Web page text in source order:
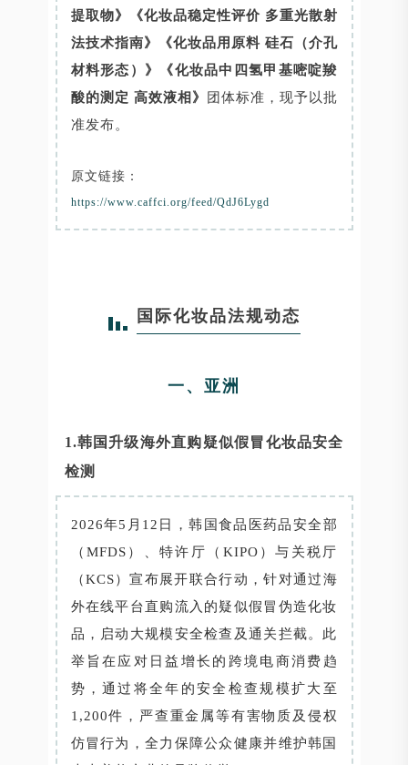
提取物》《化妆品稳定性评价 多重光散射
法技术指南》《化妆品用原料 硅石（介孔
材料形态）》《化妆品中四氢甲基嘧啶羧
酸的测定 高效液相》
团体标准，现予以批
准发布。
原文链接：
https://www.caffci.org/feed/QdJ6Lygd
国际化妆品法规动态
一、亚洲
1.韩国升级海外直购疑似假冒化妆品安全
检测
2026年5月12日，韩国食品医药品安全部
（MFDS）、特许厅（KIPO）与关税厅
（KCS）宣布展开联合行动，针对通过海
外在线平台直购流入的疑似假冒伪造化妆
品，启动大规模安全检查及通关拦截。此
举旨在应对日益增长的跨境电商消费趋
势，通过将全年的安全检查规模扩大至
1,200件，严查重金属等有害物质及侵权
仿冒行为，全力保障公众健康并维护韩国